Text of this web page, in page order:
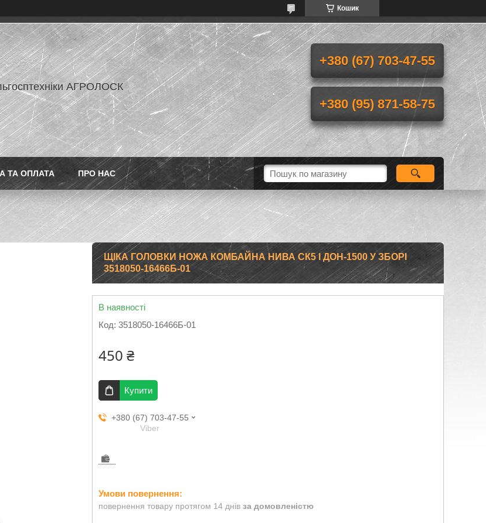
Кошик
АГРОЛОСК
+380 (67) 703-47-55
+380 (95) 871-58-75
ТА ОПЛАТА ПРО НАС
ЩІКА ГОЛОВКИ НОЖА КОМБАЙНА НИВА СК5 І ДОН-1500 У ЗБОРІ
3518050-16466Б-01
В наявності
Код: 3518050-16466Б-01
450 ₴
Купити
+380 (67) 703-47-55
Viber
повернення товару протягом 14 днів за домовленістю